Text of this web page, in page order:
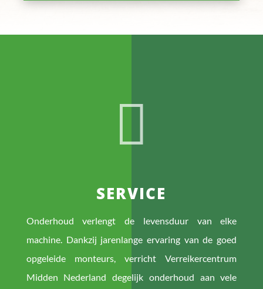

SERVICE
Onderhoud verlengt de levensduur van elke
machine. Dankzij jarenlange ervaring van de goed
opgeleide monteurs, verricht Verreikercentrum
Midden Nederland degelijk onderhoud aan vele